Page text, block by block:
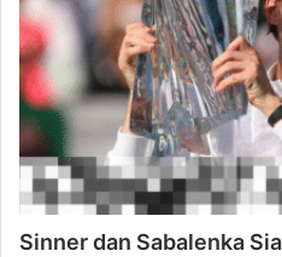
Sinner dan Sabalenka